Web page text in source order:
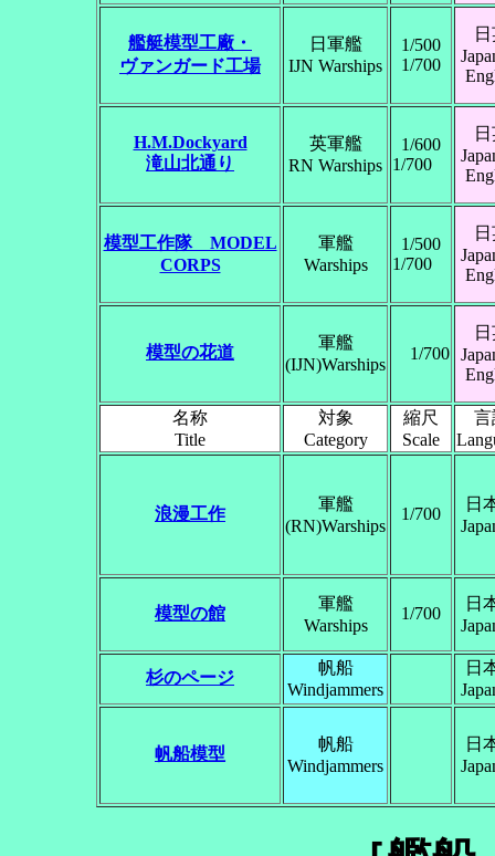
艦艇模型工廠・
ヴァンガード工場
日軍艦
IJN Warships
1/500
1/700
H.M.Dockyard
滝山北通り
英軍艦
RN Warships
1/600
1/700
模型工作隊 MODEL
CORPS
軍艦
Warships
1/500
1/700
模型の花道
軍艦
(IJN)Warships
1/700
名称
Title
対象
Category
縮尺
Scale
言
浪漫工作
軍艦
(RN)Warships
1/700
日
模型の館
軍艦
Warships
1/700
日
杉のページ
帆船
Windjammers
日
帆船模型
帆船
Windjammers
日